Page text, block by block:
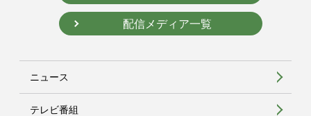
配信メディア一覧
ニュース
テレビ番組